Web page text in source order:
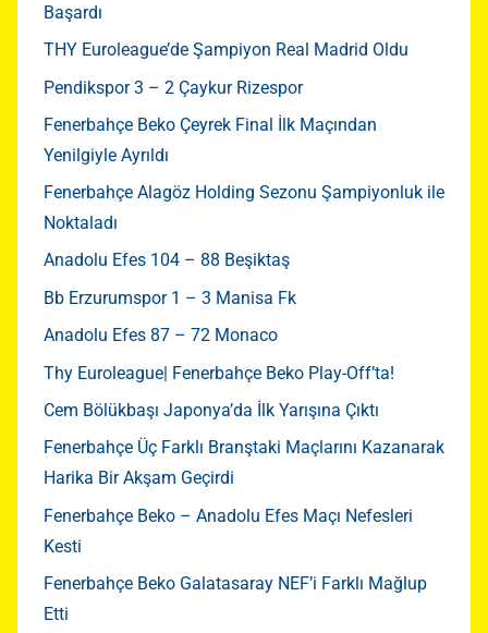
Başardı
THY Euroleague’de Şampiyon Real Madrid Oldu
Pendikspor 3 – 2 Çaykur Rizespor
Fenerbahçe Beko Çeyrek Final İlk Maçından
Yenilgiyle Ayrıldı
Fenerbahçe Alagöz Holding Sezonu Şampiyonluk ile
Noktaladı
Anadolu Efes 104 – 88 Beşiktaş
Bb Erzurumspor 1 – 3 Manisa Fk
Anadolu Efes 87 – 72 Monaco
Thy Euroleague| Fenerbahçe Beko Play-Off’ta!
Cem Bölükbaşı Japonya’da İlk Yarışına Çıktı
Fenerbahçe Üç Farklı Branştaki Maçlarını Kazanarak
Harika Bir Akşam Geçirdi
Fenerbahçe Beko – Anadolu Efes Maçı Nefesleri
Kesti
Fenerbahçe Beko Galatasaray NEF’i Farklı Mağlup
Etti